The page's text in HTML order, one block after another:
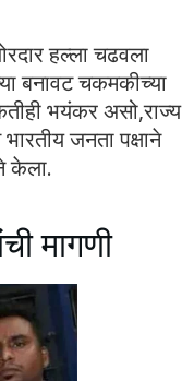
हल्ला चढवला
बनावट चकमकीच्या
भयंकर असो,राज्य
जनता पक्षाने
केला.
मागणी